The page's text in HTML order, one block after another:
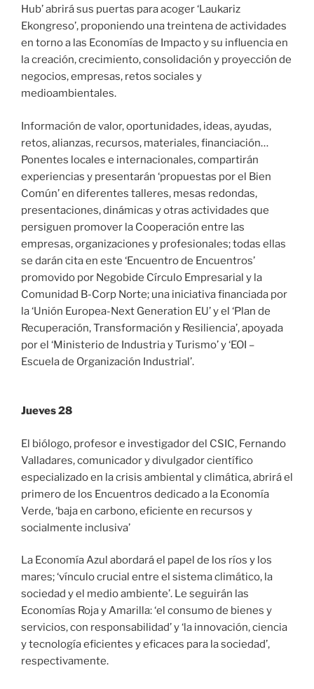
Hub’ abrirá sus puertas para acoger ‘Laukariz
Ekongreso’, proponiendo una treintena de actividades
en torno a las Economías de Impacto y su influencia en
la creación, crecimiento, consolidación y proyección de
negocios, empresas, retos sociales y
medioambientales.
Información de valor, oportunidades, ideas, ayudas,
retos, alianzas, recursos, materiales, financiación…
Ponentes locales e internacionales, compartirán
experiencias y presentarán ‘propuestas por el Bien
Común’ en diferentes talleres, mesas redondas,
presentaciones, dinámicas y otras actividades que
persiguen promover la Cooperación entre las
empresas, organizaciones y profesionales; todas ellas
se darán cita en este ‘Encuentro de Encuentros’
promovido por Negobide Círculo Empresarial y la
Comunidad B-Corp Norte; una iniciativa financiada por
la ‘Unión Europea-Next Generation EU’ y el ‘Plan de
Recuperación, Transformación y Resiliencia’, apoyada
por el ‘Ministerio de Industria y Turismo’ y ‘EOI –
Escuela de Organización Industrial’.
Jueves 28
El biólogo, profesor e investigador del CSIC, Fernando
Valladares, comunicador y divulgador científico
especializado en la crisis ambiental y climática, abrirá el
primero de los Encuentros dedicado a la Economía
Verde, ‘baja en carbono, eficiente en recursos y
socialmente inclusiva’
La Economía Azul abordará el papel de los ríos y los
mares; ‘vínculo crucial entre el sistema climático, la
sociedad y el medio ambiente’. Le seguirán las
Economías Roja y Amarilla: ‘el consumo de bienes y
servicios, con responsabilidad’ y ‘la innovación, ciencia
y tecnología eficientes y eficaces para la sociedad’,
respectivamente.